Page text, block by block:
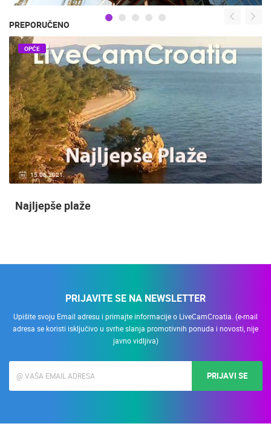
PREPORUČENO
15.06.2021.
OPĆE
Najljepše plaže
PRIJAVITE SE NA NEWSLETTER
Upišite svoju Email adresu i primajte informacije o LiveCamCroatia. (e-mail
adresa se koristi isključivo u svrhe slanja promotivnih ponuda i novosti, nije
javno vidljiva)
PRIJAVI SE